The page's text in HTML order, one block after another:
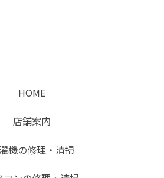
HOME
店舗案内
機の修理・清掃